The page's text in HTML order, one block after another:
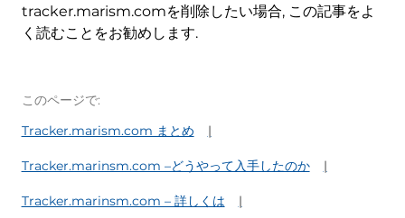
tracker.marism.comを削除したい場合, この記事をよ
く読むことをお勧めします.
このページで:
Tracker.marism.com まとめ
Tracker.marinsm.com –どうやって入手したのか
Tracker.marinsm.com – 詳しくは